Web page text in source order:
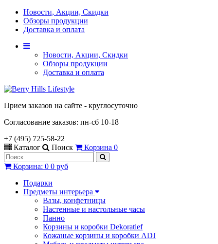
Новости, Акции, Скидки
Обзоры продукции
Доставка и оплата
Новости, Акции, Скидки
Обзоры продукции
Доставка и оплата
Прием заказов на сайте - круглосуточно
Согласование заказов: пн-сб 10-18
+7 (495) 725-58-22
Каталог
Поиск Корзина 0
Корзина: 0 0 руб
Подарки
Предметы интерьера
Вазы, конфетницы
Настенные и настольные часы
Панно
Корзины и коробки Dekoratief
Кожаные корзины и коробки ADJ